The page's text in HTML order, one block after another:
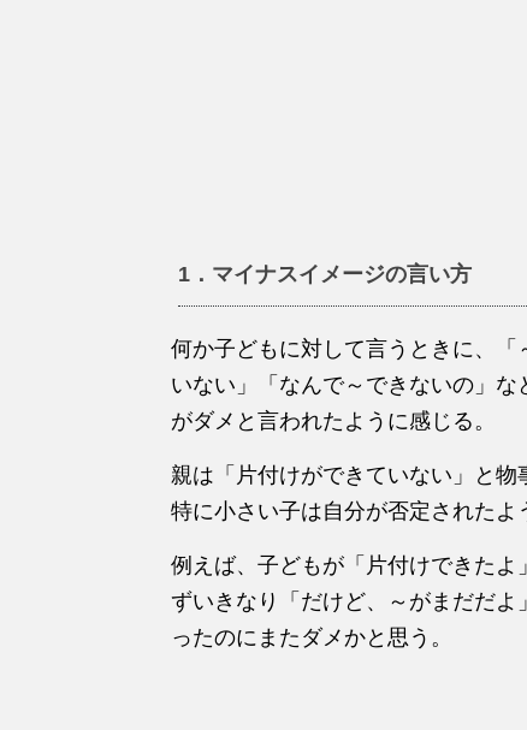
1．マイナスイメージの言い方
何か子どもに対して言うときに、
いない」「なんで～できないの」
がダメと言われたように感じる。
親は「片付けができていない」と物
特に小さい子は自分が否定されたよ
例えば、子どもが「片付けできた
ずいきなり「だけど、～がまだだ
ったのにまたダメかと思う。